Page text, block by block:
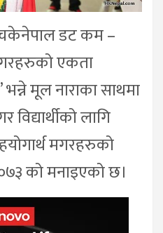
डट कम –
एकता
मूल नाराका साथमा
लागि
मगरहरुको
को मनाइएको छ।